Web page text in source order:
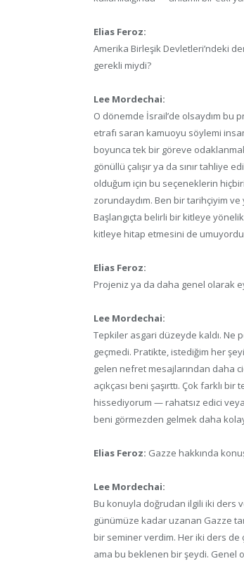
Elias Feroz:
Amerika Birleşik Devletleri’ndeki
gerekli miydi?
Lee Mordechai:
O dönemde İsrail’de olsaydım bu
etrafı saran kamuoyu söylemi
boyunca tek bir göreve
gönüllü çalışır ya da sınır tahliye
olduğum için bu seçeneklerin
zorundaydım. Ben bir tarihçiyim ve
Başlangıçta belirli bir kitleye
kitleye hitap etmesini de
Elias Feroz:
Projeniz ya da daha genel olarak
Lee Mordechai:
Tepkiler asgari düzeyde kaldı. Ne
geçmedi. Pratikte, istediğim her
gelen nefret mesajlarından daha
açıkçası beni şaşırttı. Çok farklı
hissediyorum — rahatsız edici
beni görmezden gelmek daha
Elias Feroz: Gazze hakkında
Lee Mordechai:
Bu konuyla doğrudan ilgili iki ders
günümüze kadar uzanan Gazze
bir seminer verdim. Her iki ders
ama bu beklenen bir şeydi. Genel